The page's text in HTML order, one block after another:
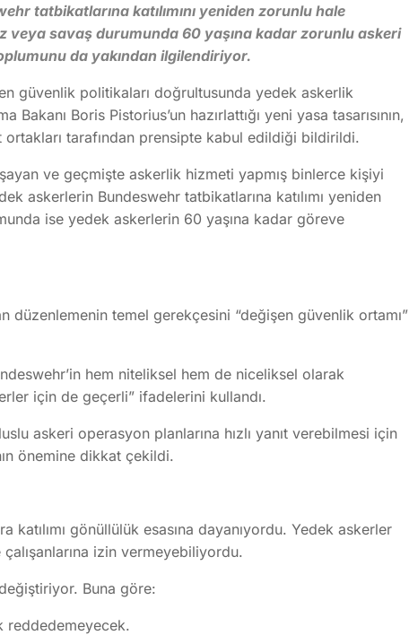
tatbikatlarına katılımını yeniden zorunlu hale
veya savaş durumunda 60 yaşına kadar zorunlu askeri
da yakından ilgilendiriyor.
güvenlik politikaları doğrultusunda yedek askerlik
Boris Pistorius’un hazırlattığı yeni yasa tasarısının,
tarafından prensipte kabul edildiği bildirildi.
ve geçmişte askerlik hizmeti yapmış binlerce kişiyi
askerlerin Bundeswehr tatbikatlarına katılımı yeniden
ise yedek askerlerin 60 yaşına kadar göreve
düzenlemenin temel gerekçesini “değişen güvenlik ortamı”
hem niteliksel hem de niceliksel olarak
için de geçerli” ifadelerini kullandı.
askeri operasyon planlarına hızlı yanıt verebilmesi için
önemine dikkat çekildi.
gönüllülük esasına dayanıyordu. Yedek askerler
izin vermeyebiliyordu.
Buna göre:
reddedemeyecek.